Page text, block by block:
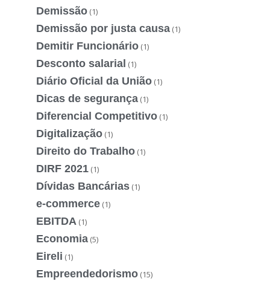
Demissão (1)
Demissão por justa causa (1)
Demitir Funcionário (1)
Desconto salarial (1)
Diário Oficial da União (1)
Dicas de segurança (1)
Diferencial Competitivo (1)
Digitalização (1)
Direito do Trabalho (1)
DIRF 2021 (1)
Dívidas Bancárias (1)
e-commerce (1)
EBITDA (1)
Economia (5)
Eireli (1)
Empreendedorismo (15)